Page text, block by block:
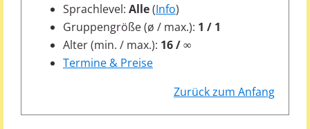
Sprachlevel: Alle(Info)
Gruppengröße (ø / max.): 1 / 1
Alter (min. / max.): 16 / ∞
Termine & Preise
Zurück zum Anfang